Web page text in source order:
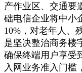
产作业区、交通要
础电信企业将中小
10%，对老年人、
是坚决整治商务楼
确保终端用户享受
入网业务准入门槛